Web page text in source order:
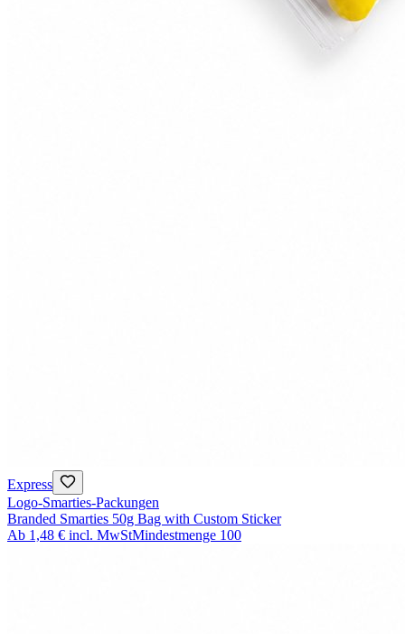
Express
Logo-Smarties-Packungen
Branded Smarties 50g Bag with Custom Sticker
Ab 1,48 € incl. MwStMindestmenge 100